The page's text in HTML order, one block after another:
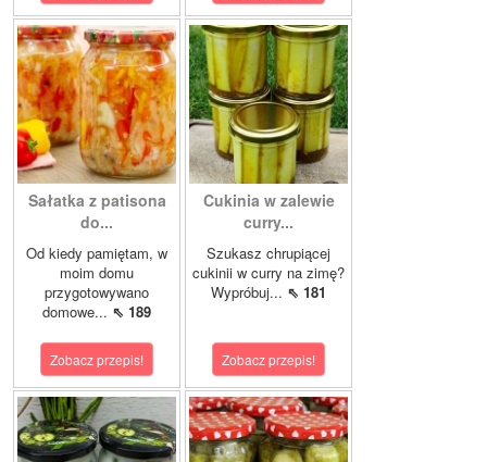
Sałatka z patisona
do...
Od kiedy pamiętam, w
moim domu
przygotowywano
domowe... ⇖ 189
Zobacz przepis!
Cukinia w zalewie
curry...
Szukasz chrupiącej
cukinii w curry na zimę?
Wypróbuj... ⇖ 181
Zobacz przepis!